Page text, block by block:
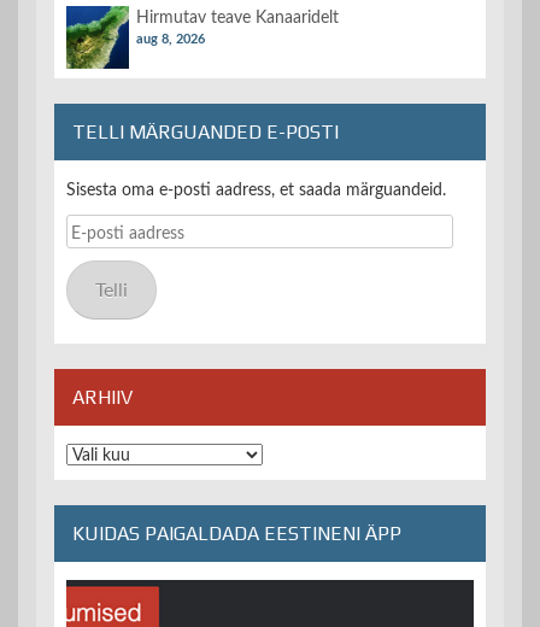
Hirmutav teave Kanaaridelt
aug 8, 2026
TELLI MÄRGUANDED E-POSTI
Sisesta oma e-posti aadress, et saada märguandeid.
E-
posti
aadress
Telli
ARHIIV
Arhiiv
KUIDAS PAIGALDADA EESTINENI ÄPP